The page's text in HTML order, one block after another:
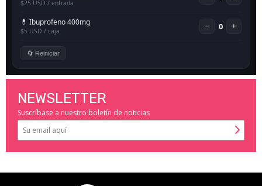
NEWSLETTER
Suscríbase a nuestro boletín de noticias